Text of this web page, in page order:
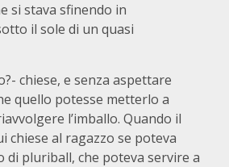
si stava sfinendo in
il sole di un quasi
chiese, e senza aspettare
quello potesse metterlo a
l’imballo. Quando il
chiese al ragazzo se poteva
di pluriball, che poteva servire a